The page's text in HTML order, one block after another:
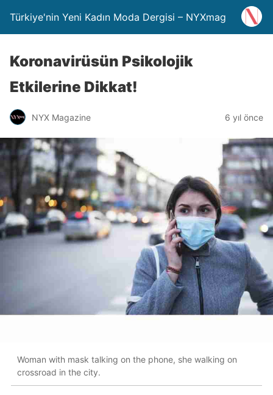
Türkiye'nin Yeni Kadın Moda Dergisi – NYXmag
Koronavirüsün Psikolojik
Etkilerine Dikkat!
NYX Magazine 6 yıl önce
Woman with mask talking on the phone, she walking on
crossroad in the city.